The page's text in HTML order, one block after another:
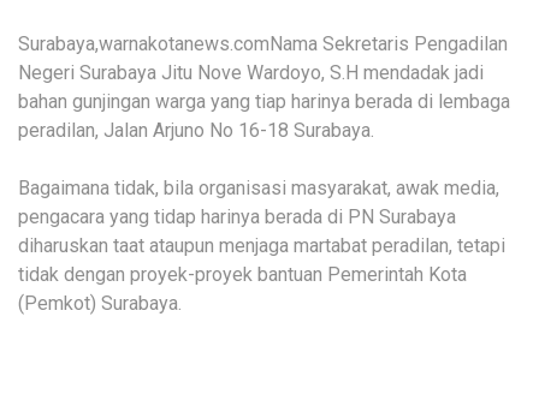
Surabaya,warnakotanews.comNama Sekretaris Pengadilan
Negeri Surabaya Jitu Nove Wardoyo, S.H mendadak jadi
bahan gunjingan warga yang tiap harinya berada di lembaga
peradilan, Jalan Arjuno No 16-18 Surabaya.
Bagaimana tidak, bila organisasi masyarakat, awak media,
pengacara yang tidap harinya berada di PN Surabaya
diharuskan taat ataupun menjaga martabat peradilan, tetapi
tidak dengan proyek-proyek bantuan Pemerintah Kota
(Pemkot) Surabaya.